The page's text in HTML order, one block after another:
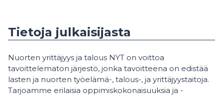
Tietoja julkaisijasta
Nuorten yrittäjyys ja talous NYT on voittoa
tavoittelematon järjestö, jonka tavoitteena on edistää
lasten ja nuorten työelämä-, talous-, ja yrittäjyystaitoja.
Tarjoamme erilaisia oppimiskokonaisuuksia ja -